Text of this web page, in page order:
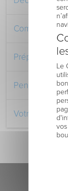
Comment
Préparer votre
Pendant
Votre retour
Le